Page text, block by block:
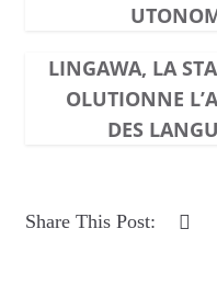
LINGAWA, LA
OLUTIONNE
DES
Share This Post: